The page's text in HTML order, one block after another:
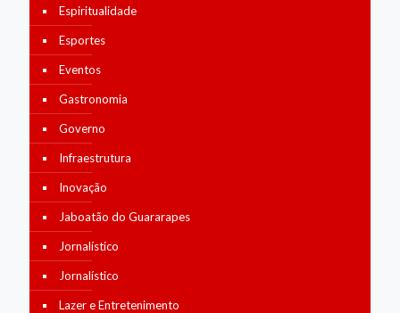
Espiritualidade
Esportes
Eventos
Gastronomia
Governo
Infraestrutura
Inovação
Jaboatão do Guararapes
Jornalístico
Jornalístico
Lazer e Entretenimento